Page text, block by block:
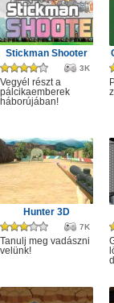
Stickman Shooter
3K
Vegyél részt a
pálcikaemberek
háborújában!
Hunter 3D
7K
Tanulj meg vadászni
velünk!